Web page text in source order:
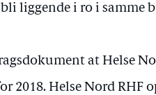
liggende i ro i samme
at Helse
2018. Helse Nord RHF